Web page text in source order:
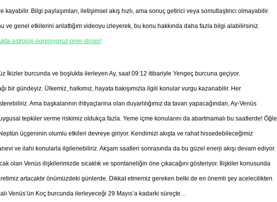
Bilgi paylaşımları, iletişimsel akış hızlı, ama sonuç getirici veya somutlaştırıcı olmayabilir.
ve genel etkilerini anlattığım videoyu izleyerek, bu konu hakkında daha fazla bilgi alabilirsiniz.
astroloji-ogreniyoruz-oner-doser/
İkizler burcunda ve boşlukta ilerleyen Ay, saat 09:12 itibariyle Yengeç burcuna geçiyor.
bir gündeyiz. Ülkemiz, halkımız, hayata bakışımızla ilgili konular vurgu kazanabilir. Her
Ama başkalarının ihtiyaçlarına olan duyarlılığımız da tavan yapacağından, Ay-Venüs
tepkiler verme riskimiz oldukça fazla. Yeme içme konularını da abartmamalı bu saatlerde! Öğle
üçgeninin olumlu etkileri devreye giriyor. Kendimizi akışta ve rahat hissedebileceğimiz
ve ilahi konularla ilgilenebiliriz. Akşam saatleri sonrasında da bu güzel enerji akışı devam ediyor.
olan Venüs ilişkilerimizde sıcaklık ve spontaneliğin öne çıkacağını gösteriyor. İlişkiler konusunda
artacaktır önümüzdeki günlerde. Dikkat etmemiz gereken belki de en önemli şey acelecilikten
Venüs’ün Koç burcunda ilerleyeceği 29 Mayıs’a kadarki süreçte…